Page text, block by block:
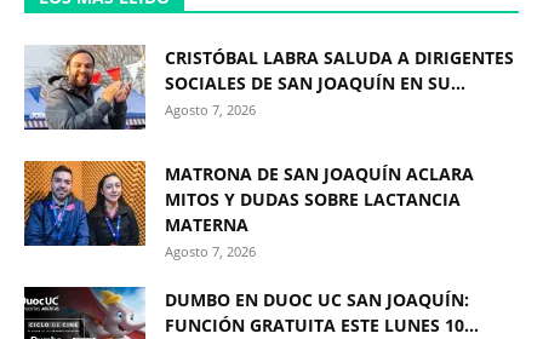
CRISTÓBAL LABRA SALUDA A DIRIGENTES
SOCIALES DE SAN JOAQUÍN EN SU...
Agosto 7, 2026
MATRONA DE SAN JOAQUÍN ACLARA
MITOS Y DUDAS SOBRE LACTANCIA
MATERNA
Agosto 7, 2026
DUMBO EN DUOC UC SAN JOAQUÍN:
FUNCIÓN GRATUITA ESTE LUNES 10...